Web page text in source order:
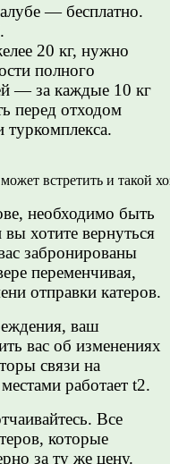
— бесплатно.
20 кг, нужно
полного
— за каждые 10 кг
перед отходом
туркомплекса.
встретить и такой
необходимо быть
вы хотите вернуться
забронированы
переменчивая,
отправки катеров.
ваш
вас об изменениях
связи на
работает t2.
Все
которые
за ту же цену.